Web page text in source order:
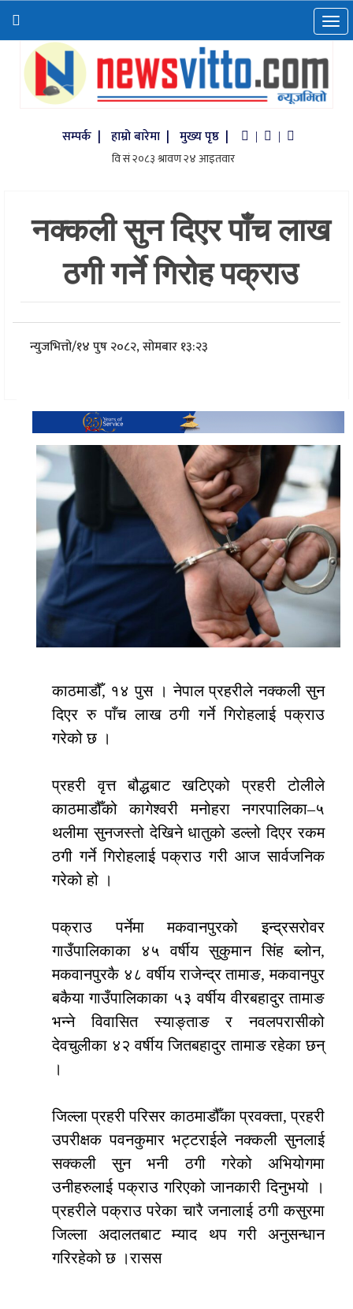
सम्पर्क | हाम्रो बारेमा | मुख्य पृष्ठ | | |
नक्कली सुन दिएर पाँच लाख
ठगी गर्ने गिरोह पक्राउ
न्युजभित्तो/१४ पुष २०८२, सोमबार १३:२३
काठमाडौँ, १४ पुस । नेपाल प्रहरीले नक्कली सुन
दिएर रु पाँच लाख ठगी गर्ने गिरोहलाई पक्राउ
गरेको छ ।
प्रहरी वृत्त बौद्धबाट खटिएको प्रहरी टोलीले
काठमाडौँको कागेश्वरी मनोहरा नगरपालिका–५
थलीमा सुनजस्तो देखिने धातुको डल्लो दिएर रकम
ठगी गर्ने गिरोहलाई पक्राउ गरी आज सार्वजनिक
गरेको हो ।
पक्राउ पर्नेमा मकवानपुरको इन्द्रसरोवर
गाउँपालिकाका ४५ वर्षीय सुकुमान सिंह ब्लोन,
मकवानपुरकै ४८ वर्षीय राजेन्द्र तामाङ, मकवानपुर
बकैया गाउँपालिकाका ५३ वर्षीय वीरबहादुर तामाङ
भन्ने विवासित स्याङ्ताङ र नवलपरासीको
देवचुलीका ४२ वर्षीय जितबहादुर तामाङ रहेका छन्
।
जिल्ला प्रहरी परिसर काठमाडौँका प्रवक्ता, प्रहरी
उपरीक्षक पवनकुमार भट्टराईले नक्कली सुनलाई
सक्कली सुन भनी ठगी गरेको अभियोगमा
उनीहरुलाई पक्राउ गरिएको जानकारी दिनुभयो ।
प्रहरीले पक्राउ परेका चारै जनालाई ठगी कसुरमा
जिल्ला अदालतबाट म्याद थप गरी अनुसन्धान
गरिरहेको छ ।रासस